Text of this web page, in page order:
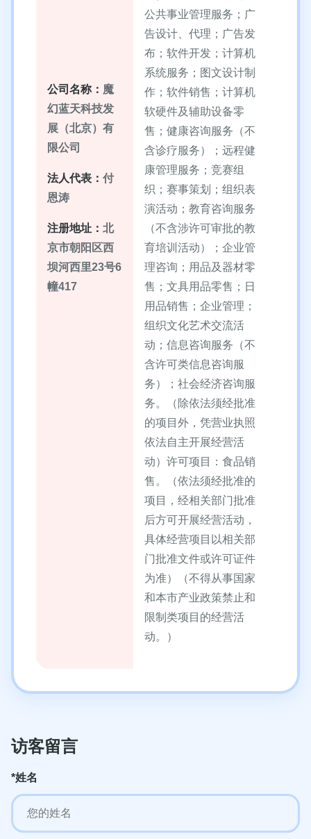
公司名称： 魔
幻蓝天科技发
展（北京）有
限公司
法人代表： 付
恩涛
注册地址： 北
京市朝阳区西
坝河西里23号6
幢417
公共事业管理服务；广
告设计、代理；广告发
布；软件开发；计算机
系统服务；图文设计制
作；软件销售；计算机
软硬件及辅助设备零
售；健康咨询服务（不
含诊疗服务）；远程健
康管理服务；竞赛组
织；赛事策划；组织表
演活动；教育咨询服务
（不含涉许可审批的教
育培训活动）；企业管
理咨询；用品及器材零
售；文具用品零售；日
用品销售；企业管理；
组织文化艺术交流活
动；信息咨询服务（不
含许可类信息咨询服
务）；社会经济咨询服
务。（除依法须经批准
的项目外，凭营业执照
依法自主开展经营活
动）许可项目：食品销
售。（依法须经批准的
项目，经相关部门批准
后方可开展经营活动，
具体经营项目以相关部
门批准文件或许可证件
为准）（不得从事国家
和本市产业政策禁止和
限制类项目的经营活
动。）
访客留言
*姓名